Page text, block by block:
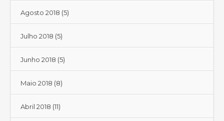
Agosto 2018 (5)
Julho 2018 (5)
Junho 2018 (5)
Maio 2018 (8)
Abril 2018 (11)